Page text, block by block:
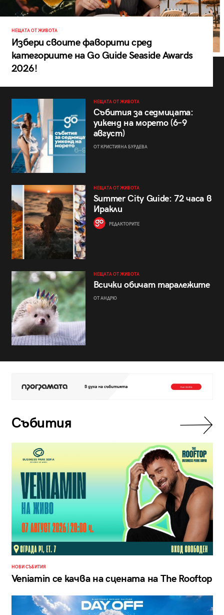
НЕЩАТА ОТ ЖИВОТА
Избери своите фаворити сред
категориите на Go Guide Seaside Awards
2026!
НЕЩАТА ОТ ЖИВОТА
Събития за седмицата:
уикенд на морето (6–9
август)
ОТ КРИСТИЯНА БУРДЕВА
НЕЩАТА ОТ ЖИВОТА
Summer City Guide: 72 часа в
Иракли
РЕДАКТОРИТЕ
НЕЩАТА ОТ ЖИВОТА
Всички обичат таралежите
ОТ АНДРЮ
Събития
НОВИ СЪБИТИЯ
Veniamin се качва на сцената на The Rooftop